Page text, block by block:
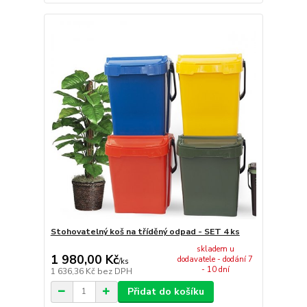
Stohovatelný koš na tříděný odpad - SET 4 ks
1 980,00 Kč/ks
1 636,36 Kč bez DPH
skladem u
dodavatele - dodání 7
- 10 dní
Přidat do košíku